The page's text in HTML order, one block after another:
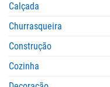
Calçada
Churrasqueira
Construção
Cozinha